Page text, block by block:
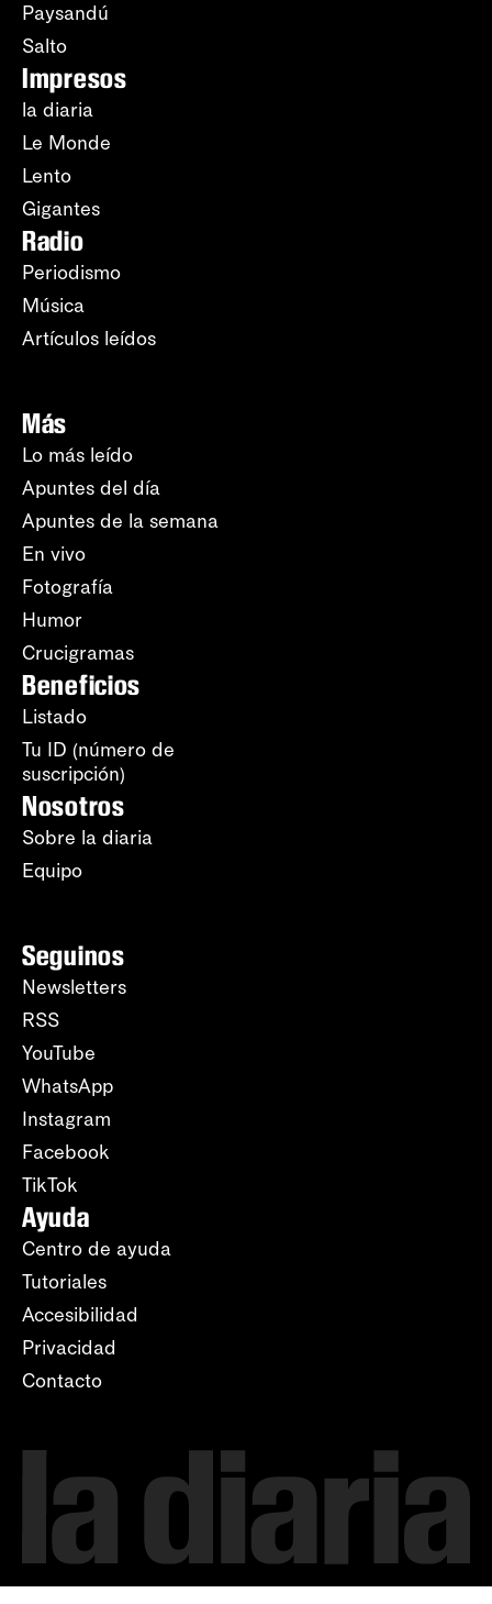
Paysandú
Salto
Impresos
la diaria
Le Monde
Lento
Gigantes
Radio
Periodismo
Música
Artículos leídos
Más
Lo más leído
Apuntes del día
Apuntes de la semana
En vivo
Fotografía
Humor
Crucigramas
Beneficios
Listado
Tu ID (número de
suscripción)
Nosotros
Sobre la diaria
Equipo
Seguinos
Newsletters
RSS
YouTube
WhatsApp
Instagram
Facebook
TikTok
Ayuda
Centro de ayuda
Tutoriales
Accesibilidad
Privacidad
Contacto